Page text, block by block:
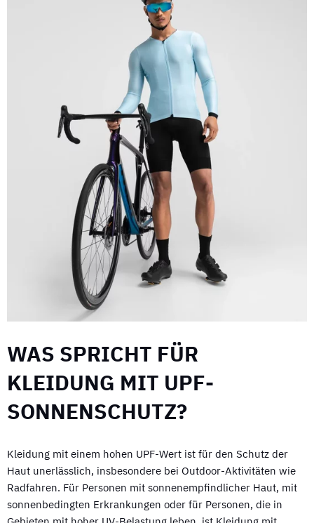
WAS SPRICHT FÜR
KLEIDUNG MIT UPF-
SONNENSCHUTZ?
Kleidung mit einem hohen UPF-Wert ist für den Schutz der
Haut unerlässlich, insbesondere bei Outdoor-Aktivitäten wie
Radfahren. Für Personen mit sonnenempfindlicher Haut, mit
sonnenbedingten Erkrankungen oder für Personen, die in